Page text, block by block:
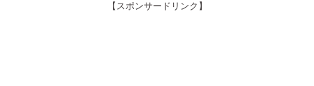
【スポンサードリンク】